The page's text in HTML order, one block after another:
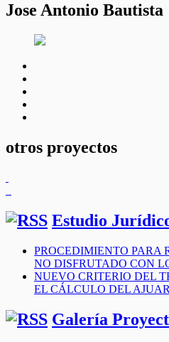
Jose Antonio Bautista
otros proyectos
Estudio
PROCEDIMIENTO PARA
NO DISFRUTADO CON
NUEVO CRITERIO DEL
EL CÁLCULO DEL AJUAR
Galería